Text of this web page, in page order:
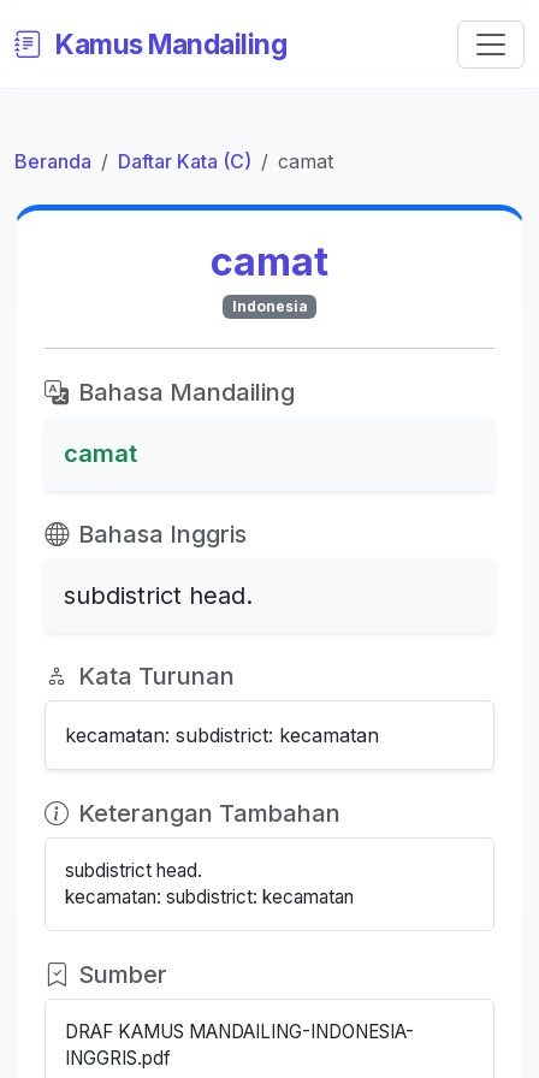
Kamus Mandailing
Beranda Daftar Kata (C) camat
camat
Indonesia
Bahasa Mandailing
camat
Bahasa Inggris
subdistrict head.
Kata Turunan
kecamatan: subdistrict: kecamatan
Keterangan Tambahan
subdistrict head.
kecamatan: subdistrict: kecamatan
Sumber
DRAF KAMUS MANDAILING-INDONESIA-
INGGRIS.pdf